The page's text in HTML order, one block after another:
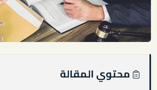
محتوي المقالة